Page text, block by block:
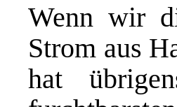
Wenn wir
Strom aus
hat